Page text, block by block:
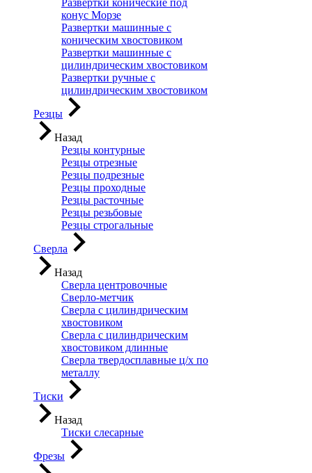
Развертки конические под
конус Морзе
Развертки машинные с
коническим хвостовиком
Развертки машинные с
цилиндрическим хвостовиком
Развертки ручные с
цилиндрическим хвостовиком
Резцы
Назад
Резцы контурные
Резцы отрезные
Резцы подрезные
Резцы проходные
Резцы расточные
Резцы резьбовые
Резцы строгальные
Сверла
Назад
Сверла центровочные
Сверло-метчик
Сверла с цилиндрическим
хвостовиком
Сверла с цилиндрическим
хвостовиком длинные
Сверла твердосплавные ц/х по
металлу
Тиски
Назад
Тиски слесарные
Фрезы